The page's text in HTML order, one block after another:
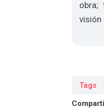
obra;
visión
Tags